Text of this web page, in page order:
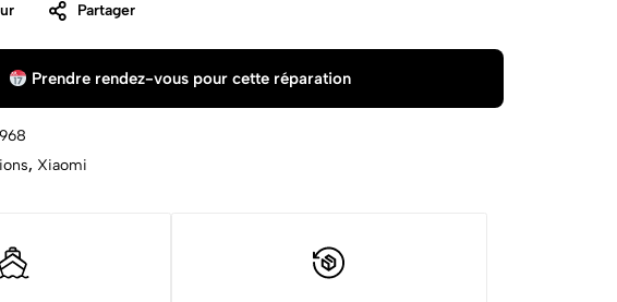
Partager
Prendre rendez-vous pour cette réparation
, Xiaomi